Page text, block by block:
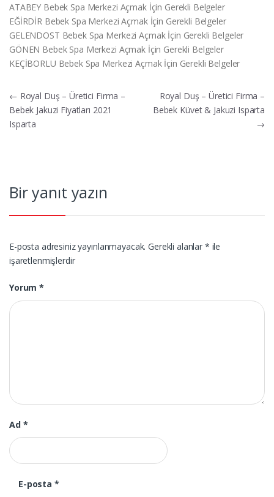
ATABEY Bebek Spa Merkezi Açmak İçin Gerekli Belgeler
EĞİRDİR Bebek Spa Merkezi Açmak İçin Gerekli Belgeler
GELENDOST Bebek Spa Merkezi Açmak İçin Gerekli Belgeler
GÖNEN Bebek Spa Merkezi Açmak İçin Gerekli Belgeler
KEÇİBORLU Bebek Spa Merkezi Açmak İçin Gerekli Belgeler
Yazı
gezinmesi
← Royal Duş – Üretici Firma –
Bebek Jakuzi Fiyatları 2021
Isparta
Royal Duş – Üretici Firma –
Bebek Küvet & Jakuzi Isparta
→
Bir yanıt yazın
E-posta adresiniz yayınlanmayacak. Gerekli alanlar * ile
işaretlenmişlerdir
Yorum*
Ad *
E-posta *